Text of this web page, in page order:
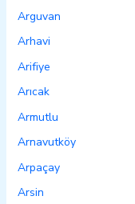
Arguvan
Arhavi
Arifiye
Arıcak
Armutlu
Arnavutköy
Arpaçay
Arsin